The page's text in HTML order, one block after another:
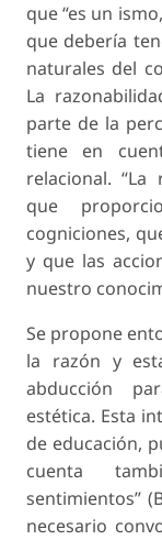
que “es un
que debería
naturales del
La
parte de la
tiene en
relacional. “La
que
cogniciones,
y que las
nuestro
Se propone
la razón y
abducción
estética. Esta
de educación,
cuenta
sentimientos”
necesario